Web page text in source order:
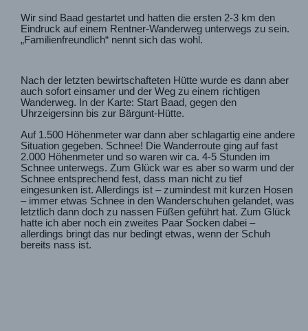
Wir sind Baad gestartet und hatten die ersten 2-3 km den
Eindruck auf einem Rentner-Wanderweg unterwegs zu sein.
„Familienfreundlich“ nennt sich das wohl.
Nach der letzten bewirtschafteten Hütte wurde es dann aber
auch sofort einsamer und der Weg zu einem richtigen
Wanderweg. In der Karte: Start Baad, gegen den
Uhrzeigersinn bis zur Bärgunt-Hütte.
Auf 1.500 Höhenmeter war dann aber schlagartig eine andere
Situation gegeben. Schnee! Die Wanderroute ging auf fast
2.000 Höhenmeter und so waren wir ca. 4-5 Stunden im
Schnee unterwegs. Zum Glück war es aber so warm und der
Schnee entsprechend fest, dass man nicht zu tief
eingesunken ist. Allerdings ist – zumindest mit kurzen Hosen
– immer etwas Schnee in den Wanderschuhen gelandet, was
letztlich dann doch zu nassen Füßen geführt hat. Zum Glück
hatte ich aber noch ein zweites Paar Socken dabei –
allerdings bringt das nur bedingt etwas, wenn der Schuh
bereits nass ist.